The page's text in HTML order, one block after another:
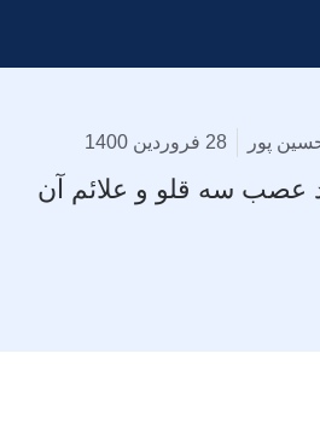
پور 28 فروردین 1400
عصب سه قلو و علائم آن